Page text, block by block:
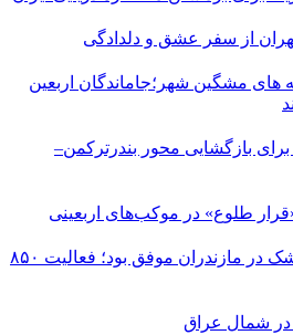
از سفر عشق و دلدادگی
مشگین شهر؛جاماندگان اربعین
برای بازگشایی محور بندرترکمن–
طلوع» در موکب‌های اربعینی
مدیریت تأمین شیرخشک در مازندران موفق بود؛ فعالیت ۸۵۰
در شمال عراق